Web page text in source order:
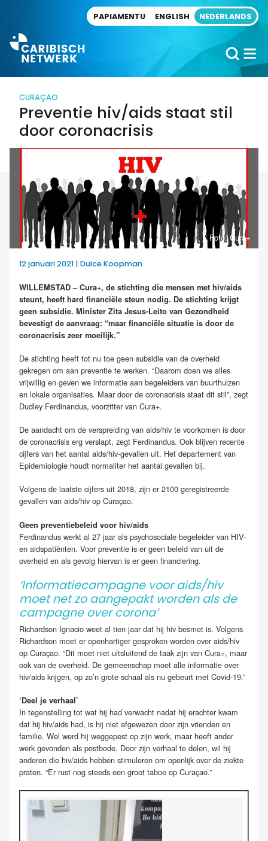
PAPIAMENTU ENGLISH NEDERLANDS
CURAÇAO
Preventie hiv/aids staat stil
door coronacrisis
Foto: Cura+
12 januari 2021 | Dulce Koopman
WILLEMSTAD – Cura+, de stichting die mensen met hiv/aids
steunt, heeft hard financiële steun nodig. De stichting krijgt
geen subsidie. Minister Zita Jesus-Leito van Gezondheid
bevestigt de aanvraag: “maar financiële situatie is door de
coronacrisis zeer moeilijk.”
De stichting heeft tot nu toe geen subsidie van de overheid
gekregen om aan preventie te werken. “Daarom doen we alles
vrijwillig en geven we informatie aan begeleiders van buurthuizen
en lokale organisaties. Maar door de coronacrisis staat dit stil”, zegt
Dudley Ferdinandus, voorzitter van Cura+.
De aandacht om de verspreiding van aids/hiv te voorkomen is door
de coronacrisis erg verslapt, zegt Ferdinandus. Ook blijven recente
cijfers van het aantal aids/hiv-gevallen uit. Het departement van
Epidemiologie houdt normaliter het aantal gevallen bij.
Volgens de laatste cijfers uit 2018, zijn er 2100 geregistreerde
gevallen van aids/hiv op Curaçao.
Geen preventiebeleid voor hiv/aids
Ferdinandus werkt al 27 jaar als psychosociale begeleider van HIV-
en aidspatiënten. Voor preventie is er geen beleid van uit de
overheid en als gevolg hiervan is er geen financiering.
‘Informatiecampagne voor aids/hiv
moet net zo aangepakt worden als de
campagne over corona’
Richardson Ignacio weet al tien jaar dat hij hiv besmet is. Volgens
Richardson moet er openhartiger gesproken worden over aids/hiv
op Curaçao. “Dit moet niet uitsluitend de taak zijn van Cura+, maar
ook van de overheid. De gemeenschap moet alle informatie over
hiv/aids krijgen, op zo’n grote schaal als nu gebeurt met Covid-19.”
‘Deel je verhaal’
In tegenstelling tot wat hij had verwacht nadat hij erachter kwam
dat hij hiv/aids had, is hij niet afgewezen door zijn vrienden en
familie. Wel werd hij weggepest op zijn werk, maar heeft ander
werk gevonden als postbode. Door zijn verhaal te delen, wil hij
anderen die hiv/aids hebben stimuleren om openlijk over de ziekte
praten. “Er rust nog steeds een groot taboe op Curaçao.”